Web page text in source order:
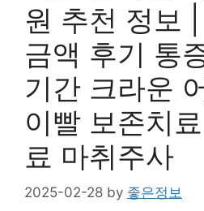
원 추천 정보
금액 후기 통
기간 크라운
이빨 보존치
료 마취주사
2025-02-28 by 좋은정보